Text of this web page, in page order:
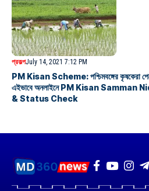
প্রকল্পJuly 14, 2021 7:12 PM
PM Kisan Scheme: পশ্চিমবঙ্গের কৃষকেরা
এইভাবে অনলাইনে PM Kisan
& Status Check